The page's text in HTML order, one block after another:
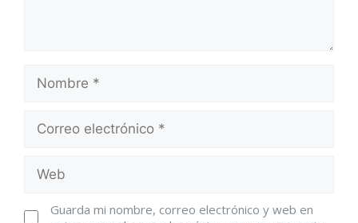
Guarda mi nombre, correo electrónico y web en